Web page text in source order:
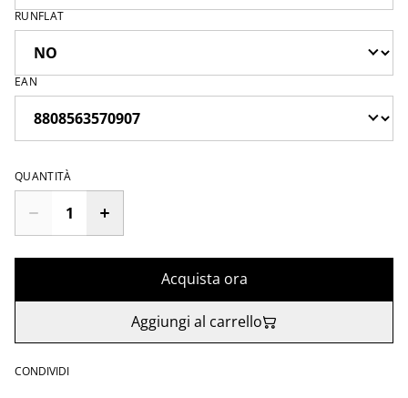
RUNFLAT
EAN
QUANTITÀ
Acquista ora
Aggiungi al carrello
CONDIVIDI